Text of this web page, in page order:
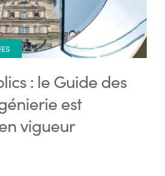
: le Guide des
est
vigueur